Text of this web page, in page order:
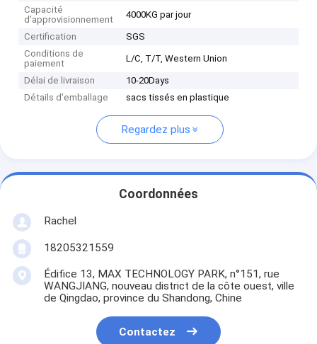
Capacité
d'approvisionnement
4000KG par jour
Certification
SGS
Conditions de
paiement
L/C, T/T, Western Union
Délai de livraison
10-20Days
Détails d'emballage
sacs tissés en plastique
Regardez plus
Coordonnées
Rachel
18205321559
Édifice 13, MAX TECHNOLOGY PARK, n°151, rue
WANGJIANG, nouveau district de la côte ouest, ville
de Qingdao, province du Shandong, Chine
Contactez